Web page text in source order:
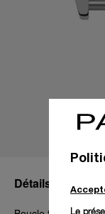
Détails
Le